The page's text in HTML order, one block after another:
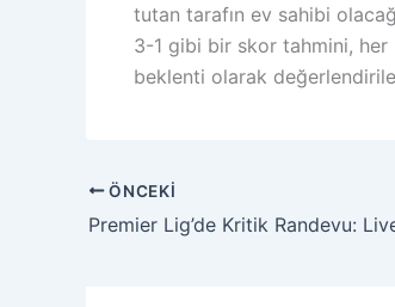
tutan tarafın ev sahibi
3-1 gibi bir skor tahmini,
beklenti olarak
ÖNCEKI